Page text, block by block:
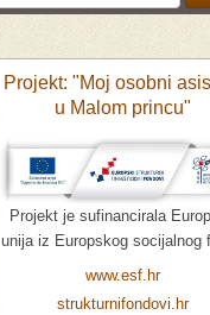
Projekt: "Moj osobni
u Malom princu"
Projekt je sufinancirala
unija iz Europskog socijalnog
www.esf.hr
strukturnifondovi.hr